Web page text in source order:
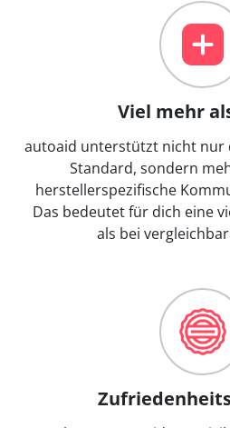
Viel mehr
autoaid unterstützt nicht nur
Standard, sondern
herstellerspezifische
Das bedeutet für dich eine
als bei